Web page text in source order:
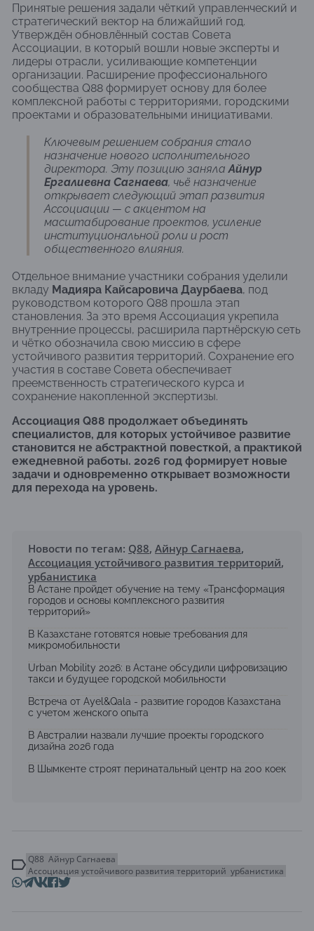
Принятые решения задали чёткий управленческий и
стратегический вектор на ближайший год.
Утверждён обновлённый состав Совета
Ассоциации, в который вошли новые эксперты и
лидеры отрасли, усиливающие компетенции
организации. Расширение профессионального
сообщества Q88 формирует основу для более
комплексной работы с территориями, городскими
проектами и образовательными инициативами.
Ключевым решением собрания стало
назначение нового исполнительного
директора. Эту позицию занялаАйнур
Ергалиевна Сагнаева, чьё назначение
открывает следующий этап развития
Ассоциации — с акцентом на
масштабирование проектов, усиление
институциональной роли и рост
общественного влияния.
Отдельное внимание участники собрания уделили
вкладу Мадияра Кайсаровича Даурбаева, под
руководством которого Q88 прошла этап
становления. За это время Ассоциация укрепила
внутренние процессы, расширила партнёрскую сеть
и чётко обозначила свою миссию в сфере
устойчивого развития территорий. Сохранение его
участия в составе Совета обеспечивает
преемственность стратегического курса и
сохранение накопленной экспертизы.
Ассоциация Q88 продолжает объединять
специалистов, для которых устойчивое развитие
становится не абстрактной повесткой, а практикой
ежедневной работы. 2026 год формирует новые
задачи и одновременно открывает возможности
для перехода на уровень.
Новости по тегам: Q88, Айнур Сагнаева,
Ассоциация устойчивого развития территорий,
урбанистика
В Астане пройдет обучение на тему «Трансформация
городов и основы комплексного развития
территорий»
В Казахстане готовятся новые требования для
микромобильности
Urban Mobility 2026: в Астане обсудили цифровизацию
такси и будущее городской мобильности
Встреча от Ayel&Qala - развитие городов Казахстана
с учетом женского опыта
В Австралии назвали лучшие проекты городского
дизайна 2026 года
В Шымкенте строят перинатальный центр на 200 коек
Q88 Айнур Сагнаева
Ассоциация устойчивого развития территорий урбанистика